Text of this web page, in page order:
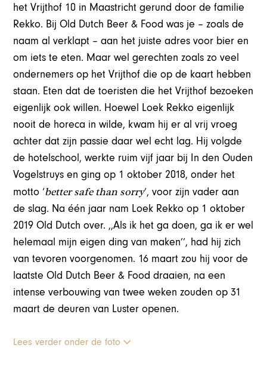
het Vrijthof 10 in Maastricht gerund door de familie
Rekko. Bij Old Dutch Beer & Food was je – zoals de
naam al verklapt – aan het juiste adres voor bier en
om iets te eten. Maar wel gerechten zoals zo veel
ondernemers op het Vrijthof die op de kaart hebben
staan. Eten dat de toeristen die het Vrijthof bezoeken
eigenlijk ook willen. Hoewel Loek Rekko eigenlijk
nooit de horeca in wilde, kwam hij er al vrij vroeg
achter dat zijn passie daar wel echt lag. Hij volgde
de hotelschool, werkte ruim vijf jaar bij In den Ouden
Vogelstruys en ging op 1 oktober 2018, onder het
motto ‘better safe than sorry’, voor zijn vader aan
de slag. Na één jaar nam Loek Rekko op 1 oktober
2019 Old Dutch over. ,,Als ik het ga doen, ga ik er wel
helemaal mijn eigen ding van maken’’, had hij zich
van tevoren voorgenomen. 16 maart zou hij voor de
laatste Old Dutch Beer & Food draaien, na een
intense verbouwing van twee weken zouden op 31
maart de deuren van Luster openen.
Lees verder onder de foto